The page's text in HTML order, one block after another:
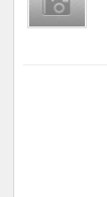
Lublin